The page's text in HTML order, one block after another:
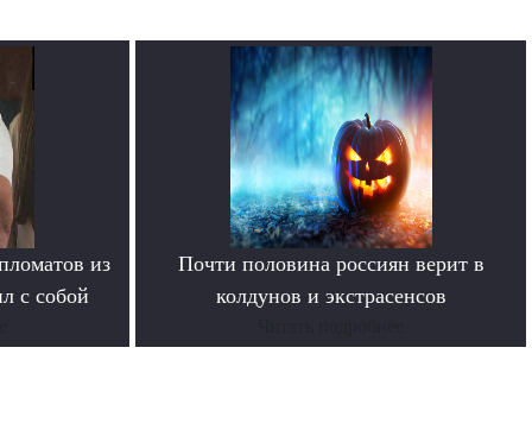
из
с собой
Почти половина россиян верит в
колдунов и экстрасенсов